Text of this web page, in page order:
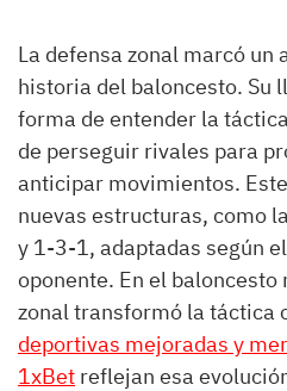
La defensa zonal marcó un
historia del baloncesto. Su
forma de entender la
de perseguir rivales para
anticipar movimientos.
nuevas estructuras, como
y 1-3-1, adaptadas según
oponente. En el baloncesto
zonal transformó la táctica
deportivas mejoradas y
1xBet reflejan esa